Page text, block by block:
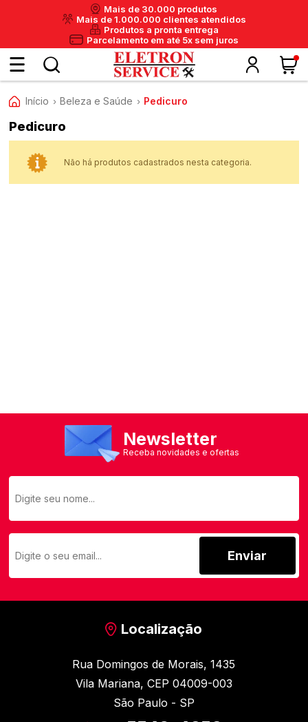
Mais de 30.000 produtos
Mais de 1.000.000 clientes atendidos
Produtos a pronta entrega
Parcelamento em até 5x sem juros
ou
Cadastre-
Panex Krups Taiff FaetDaneva EletroluxDeWalt
Início › Beleza e Saúde › Pedicuro
Pedicuro
Não há produtos cadastrados nesta categoria.
Newsletter
Receba novidades e ofertas
Enviar
Localização
Rua Domingos de Morais, 1435
Vila Mariana, CEP 04009-003
São Paulo - SP